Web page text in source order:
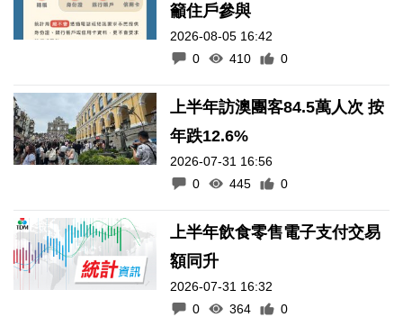
籲住戶參與
2026-08-05 16:42
0
410 0
上半年訪澳團客84.5萬人次 按
年跌12.6%
2026-07-31 16:56
0
445 0
上半年飲食零售電子支付交易
額同升
2026-07-31 16:32
0
364 0